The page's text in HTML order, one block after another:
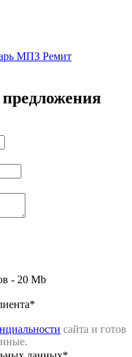
МПЗ Ремит
- 20 Mb
сайта и готов